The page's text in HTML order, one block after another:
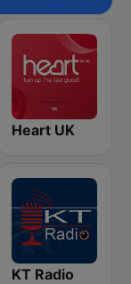
Heart UK
KT Radio